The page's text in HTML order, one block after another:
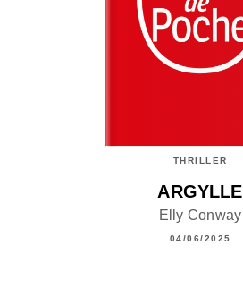
THRILLER
ARGYLLE
Elly Conway
04/06/2025